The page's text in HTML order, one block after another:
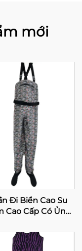
mới
Đi Biển Cao Su
Cao Cấp Có Ủng
Đi Biển Cách
Cho Câu Cá